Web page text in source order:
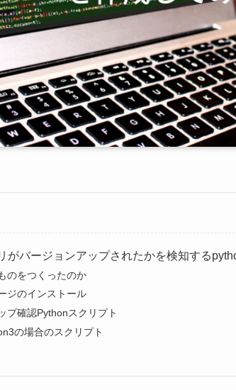
がバージョンアップされたかを検知する
のをつくったのか
ジのインストール
プ確認Pythonスクリプト
の場合のスクリプト